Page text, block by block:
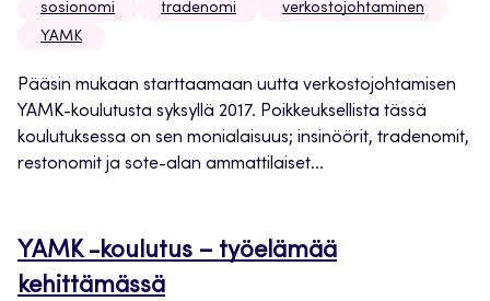
sosionomi
tradenomi
verkostojohtaminen
YAMK
Pääsin mukaan starttaamaan uutta verkostojohtamisen
YAMK-koulutusta syksyllä 2017. Poikkeuksellista tässä
koulutuksessa on sen monialaisuus; insinöörit, tradenomit,
restonomit ja sote-alan ammattilaiset...
YAMK -koulutus – työelämää
kehittämässä